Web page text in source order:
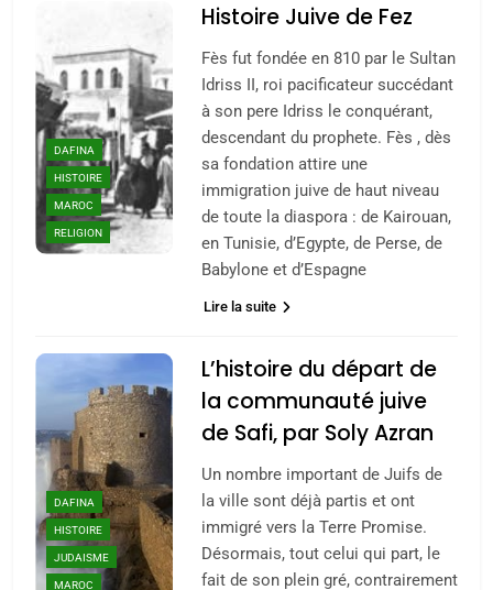
DAFINA
HISTOIRE
MAROC
RELIGION
Histoire Juive de Fez
Fès fut fondée en 810 par le Sultan
Idriss II, roi pacificateur succédant
à son pere Idriss le conquérant,
descendant du prophete. Fès , dès
sa fondation attire une
immigration juive de haut niveau
de toute la diaspora : de Kairouan,
en Tunisie, d’Egypte, de Perse, de
Babylone et d’Espagne
Lire la suite
DAFINA
HISTOIRE
JUDAISME
MAROC
L’histoire du départ de
la communauté juive
de Safi, par Soly Azran
Un nombre important de Juifs de
la ville sont déjà partis et ont
immigré vers la Terre Promise.
Désormais, tout celui qui part, le
fait de son plein gré, contrairement